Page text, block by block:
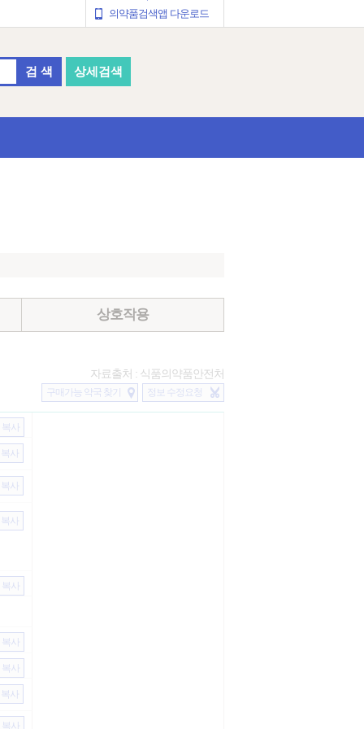
의약품검색앱 다운로드
검 색 상세검색
상호작용
자료출처 : 식품의약품안전처
정보 수정요청
구매가능 약국 찾기
복사
복사
복사
복사
복사
복사
복사
복사
복사